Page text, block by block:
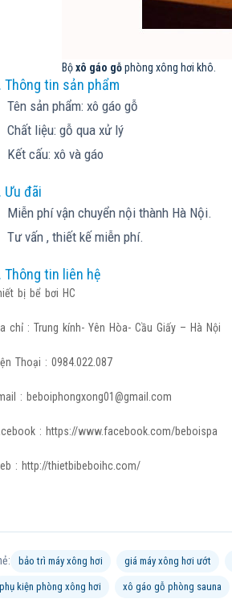
Bộxô gáo gỗphòng xông hơi khô.
Thông tin sản phẩm
Tên sản phẩm: xô gáo gỗ
Chất liệu: gỗ qua xử lý
Kết cấu: xô và gáo
Ưu đãi
Miễn phí vận chuyển nội thành Hà Nội.
Tư vấn , thiết kế miễn phí.
Thông tin liên hệ
bị bể bơi HC
chỉ : Trung kính- Yên Hòa- Cầu Giấy – Hà Nội
Thoại : 0984.022.087
: beboiphongxong01@gmail.com
: https://www.facebook.com/beboispa
: http://thietbibeboihc.com/
bảo trì máy xông hơi giá máy xông hơi ướt
kiện phòng xông hơi xô gáo gỗ phòng sauna